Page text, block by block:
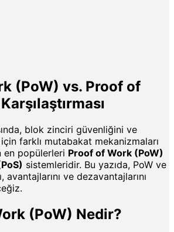
(PoW) vs. Proof of
blok zinciri güvenliğini ve
farklı mutabakat mekanizmaları
en popülerleri Proof of Work (PoW)
sistemleridir. Bu yazıda, PoW ve
avantajlarını ve dezavantajlarını
(PoW) Nedir?